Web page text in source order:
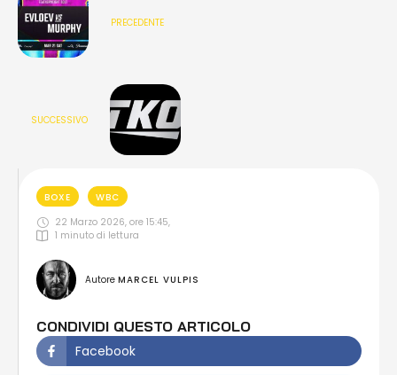
PRECEDENTE
SUCCESSIVO
BOXE
WBC
22 Marzo 2026, ore 15:45,
1 minuto di lettura
Autore MARCEL VULPIS
CONDIVIDI QUESTO ARTICOLO
Facebook